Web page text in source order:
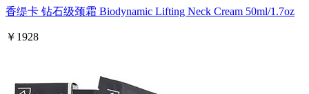
香缇卡 钻石级颈霜 Biodynamic Lifting Neck Cream 50ml/1.7oz
￥1928